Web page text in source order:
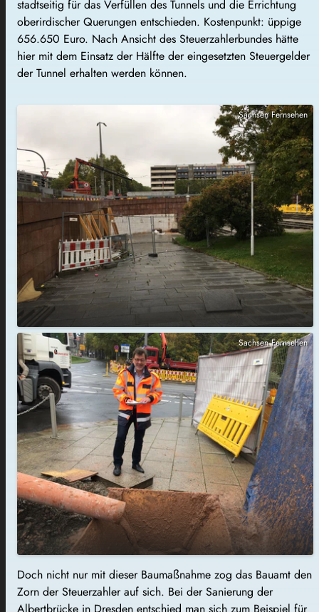
stadtseitig für das Verfüllen des Tunnels und die Errichtung
oberirdischer Querungen entschieden. Kostenpunkt: üppige
656.650 Euro. Nach Ansicht des Steuerzahlerbundes hätte
hier mit dem Einsatz der Hälfte der eingesetzten Steuergelder
der Tunnel erhalten werden können.
Sachsen Fernsehen
Sachsen Fernsehen
Doch nicht nur mit dieser Baumaßnahme zog das Bauamt den
Zorn der Steuerzahler auf sich. Bei der Sanierung der
Albertbrücke in Dresden entschied man sich zum Beispiel für